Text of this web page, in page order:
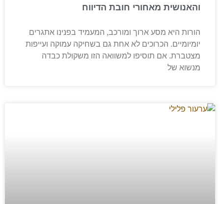
והאנושית מאחורי חובת הדיווח
הורות היא מסע ארוך ומורכב, המעמיד בפנינו אתגרים
יומיומיים. הכרוכים לא אחת גם בשחיקה עמוקה ועייפות
מצטברת. אם תוסיפו למשוואה הזו משקולת כבדה
מנשוא של